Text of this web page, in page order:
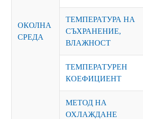
ОКОЛНА
СРЕДА
ТЕМПЕРАТУРА НА
СЪХРАНЕНИЕ,
ВЛАЖНОСТ
ТЕМПЕРАТУРЕН
КОЕФИЦИЕНТ
МЕТОД НА
ОХЛАЖДАНЕ